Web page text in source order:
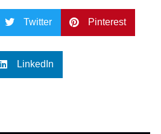
Twitter Pinterest
LinkedIn